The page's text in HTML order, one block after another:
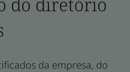
da empresa, do